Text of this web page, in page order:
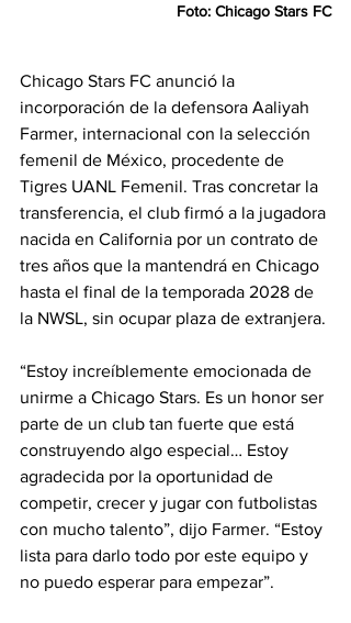
Foto: Chicago Stars FC
Chicago Stars FC anunció la
incorporación de la defensora Aaliyah
Farmer, internacional con la selección
femenil de México, procedente de
Tigres UANL Femenil. Tras concretar la
transferencia, el club firmó a la jugadora
nacida en California por un contrato de
tres años que la mantendrá en Chicago
hasta el final de la temporada 2028 de
la NWSL, sin ocupar plaza de extranjera.
“Estoy increíblemente emocionada de
unirme a Chicago Stars. Es un honor ser
parte de un club tan fuerte que está
construyendo algo especial… Estoy
agradecida por la oportunidad de
competir, crecer y jugar con futbolistas
con mucho talento”, dijo Farmer. “Estoy
lista para darlo todo por este equipo y
no puedo esperar para empezar”.